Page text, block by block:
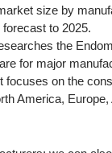
size by
to 2025.
the
for major
on the
America,